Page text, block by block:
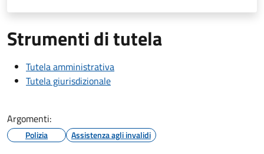
Strumenti di tutela
Tutela amministrativa
Tutela giurisdizionale
Argomenti:
Polizia Assistenza agli invalidi